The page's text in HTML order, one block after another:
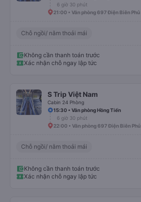
6 giờ 30 phút
21:00 • Văn phòng 697 Điện Biên Phủ
Chỗ ngồi/ nằm thoải mái
Không cần thanh toán trước
Xác nhận chỗ ngay lập tức
S Trip Việt Nam
Cabin 24 Phòng
15:30 • Văn phòng Hồng Tiến
6 giờ 30 phút
22:00 • Văn phòng 697 Điện Biên Phủ
Chỗ ngồi/ nằm thoải mái
Không cần thanh toán trước
Xác nhận chỗ ngay lập tức